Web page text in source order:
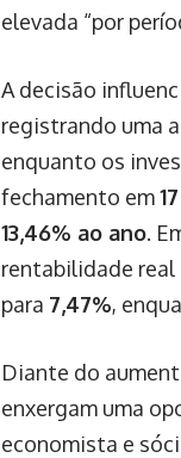
elevada “por
A decisão
registrando uma
enquanto os
fechamento em
13,46% ao ano.
rentabilidade real
para 7,47%,
Diante do
enxergam uma
economista e